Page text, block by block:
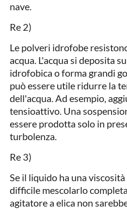
nave.
Re 2)
Le polveri idrofobe
acqua. L'acqua si deposita
idrofobica o forma grandi
può essere utile ridurre la
dell'acqua. Ad esempio,
tensioattivo. Una
essere prodotta solo in
turbolenza.
Re 3)
Se il liquido ha una
difficile mescolarlo
agitatore a elica non